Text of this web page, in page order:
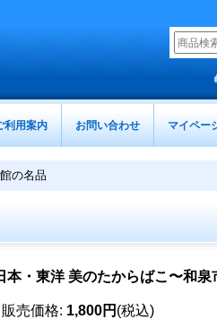
利用案内 お問い合わせ マイペー
の名品
本・東洋 美のたからばこ〜和
販売価格: 1,800円 (税込)